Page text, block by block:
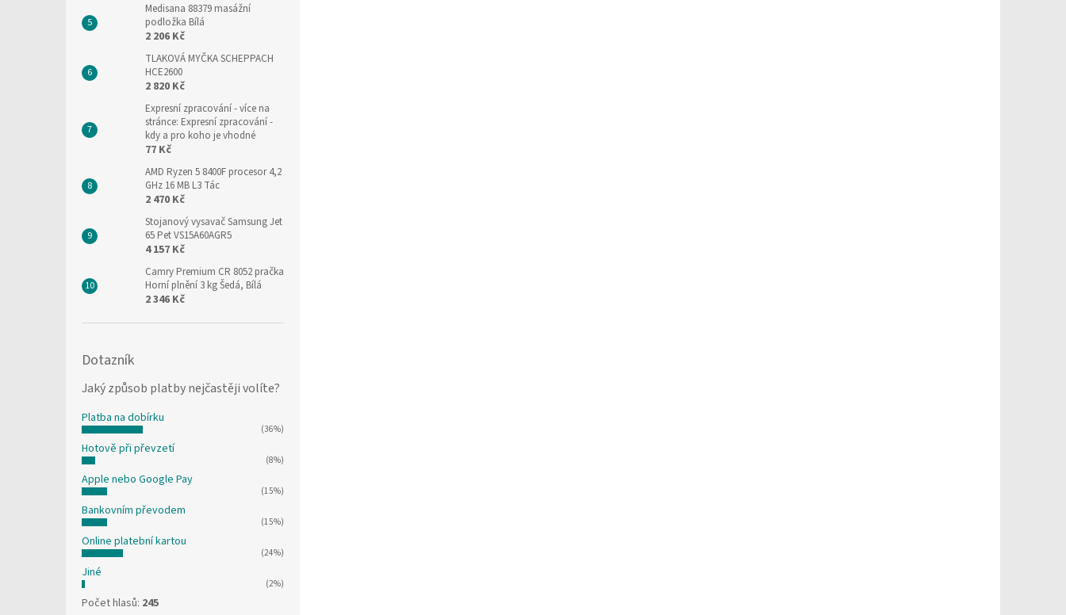
Medisana 88379 masážní
podložka Bílá
2 206 Kč
TLAKOVÁ MYČKA SCHEPPACH
HCE2600
2 820 Kč
Expresní zpracování- více na
stránce: Expresní zpracování -
kdy a pro koho je vhodné
77 Kč
AMD Ryzen 5 8400F procesor 4,2
GHz 16 MB L3 Tác
2 470 Kč
Stojanový vysavač Samsung Jet
65 Pet VS15A60AGR5
4 157 Kč
Camry Premium CR 8052 pračka
Horní plnění 3 kg Šedá, Bílá
2 346 Kč
Dotazník
Jaký způsob platby nejčastěji volíte?
Platba na dobírku
(36%)
Hotově při převzetí
(8%)
Apple nebo Google Pay
(15%)
Bankovním převodem
(15%)
Online platební kartou
(24%)
Jiné
(2%)
Počet hlasů: 245